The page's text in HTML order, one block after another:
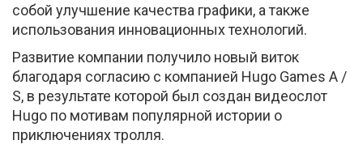
собой улучшение качества графики, а также
использования инновационных технологий.
Развитие компании получило новый виток
благодаря согласию с компанией Hugo Games A /
S, в результате которой был создан видеослот
Hugo по мотивам популярной истории о
приключениях тролля.